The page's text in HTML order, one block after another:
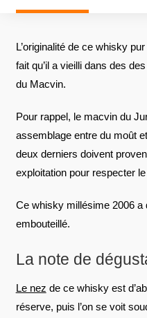
L’originalité de ce whisky
fait qu’il a vieilli dans des
du Macvin.
Pour rappel, le macvin du
assemblage entre du moût
deux derniers doivent
exploitation pour respecter
Ce whisky millésime 2006 a
embouteillé.
La note de
Le nez de ce whisky est
réserve, puis l’on se voit